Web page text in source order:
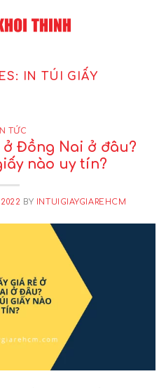
IN TÚI GIẤY
TỨC
ở Đồng Nai ở đâu?
nào uy tín?
BY INTUIGIAYGIAREHCM